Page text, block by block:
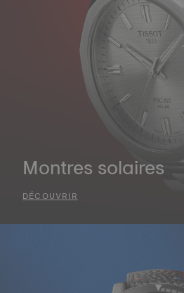
Montres solaires
DÉCOUVRIR